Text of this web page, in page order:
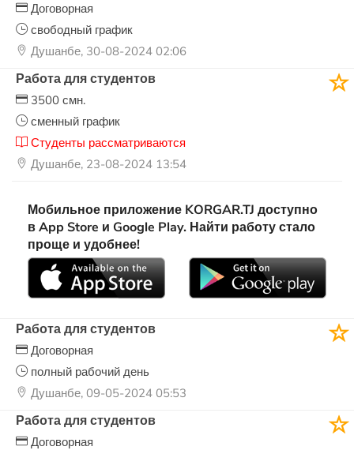
Договорная
свободный график
Душанбе, 30-08-2024 02:06
Работа для студентов
3500 смн.
сменный график
Студенты рассматриваются
Душанбе, 23-08-2024 13:54
Мобильное приложение KORGAR.TJ доступно
в App Store и Google Play. Найти работу стало
проще и удобнее!
Работа для студентов
Договорная
полный рабочий день
Душанбе, 09-05-2024 05:53
Работа для студентов
Договорная